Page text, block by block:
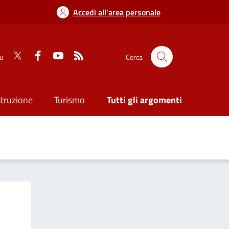
Accedi all'area personale
Cerca
Turismo Tutti gli argomenti